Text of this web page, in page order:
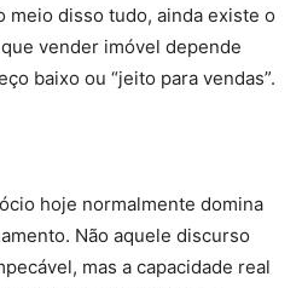
meio disso tudo, ainda existe o
vender imóvel depende
baixo ou “jeito para vendas”.
hoje normalmente domina
Não aquele discurso
mas a capacidade real